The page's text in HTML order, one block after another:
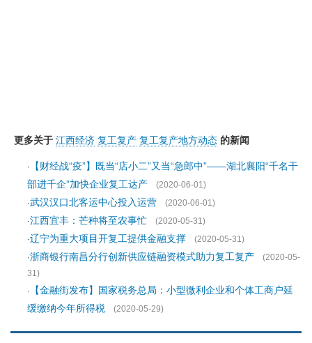
更多关于 江西经济 复工复产 复工复产地方动态 的新闻
·
【财经战“疫”】既当“店小二”又当“急郎中”——湖北襄阳“千名干
部进千企”加快企业复工达产
(2020-06-01)
·武汉汉口北客运中心投入运营
(2020-06-01)
·江西宜丰：芒种将至农事忙
(2020-05-31)
·辽宁为重大项目开复工提供金融支撑
(2020-05-31)
·浙商银行南昌分行创新供应链融资模式助力复工复产
(2020-05-
31)
·
【金融街发布】国家税务总局：小型微利企业和个体工商户延
缓缴纳今年所得税
(2020-05-29)